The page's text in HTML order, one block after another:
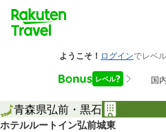
青森県弘前・黒石
ホテルルートイン弘前城東